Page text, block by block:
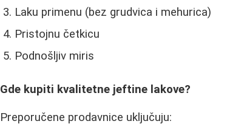
Laku primenu (bez grudvica i mehurica)
Pristojnu četkicu
Podnošljiv miris
Gde kupiti kvalitetne jeftine lakove?
Preporučene prodavnice uključuju: